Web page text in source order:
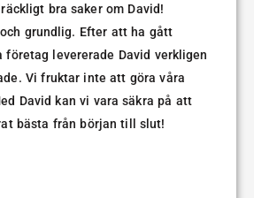
bra saker om David!
grundlig. Efter att ha gått
företag levererade David verkligen
Vi fruktar inte att göra våra
David kan vi vara säkra på att
bästa från början till slut!